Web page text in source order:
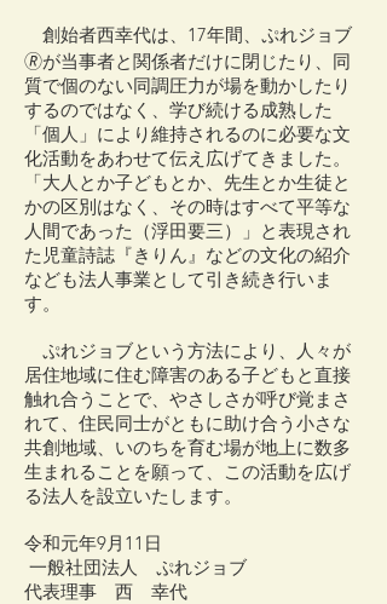
創始者西幸代は、17年間、ぷれジョブ
🄬が当事者と関係者だけに閉じたり、同
質で個のない同調圧力が場を動かしたり
するのではなく、学び続ける成熟した
「個人」により維持されるのに必要な文
化活動をあわせて伝え広げてきました。
「大人とか子どもとか、先生とか生徒と
かの区別はなく、その時はすべて平等な
人間であった（浮田要三）」と表現され
た児童詩誌『きりん』などの文化の紹介
なども法人事業として引き続き行いま
す。
ぷれジョブという方法により、人々が
居住地域に住む障害のある子どもと直接
触れ合うことで、やさしさが呼び覚まさ
れて、住民同士がともに助け合う小さな
共創地域、いのちを育む場が地上に数多
生まれることを願って、この活動を広げ
る法人を設立いたします。
令和元年9月11日
一般社団法人 ぷれジョブ
代表理事 西 幸代